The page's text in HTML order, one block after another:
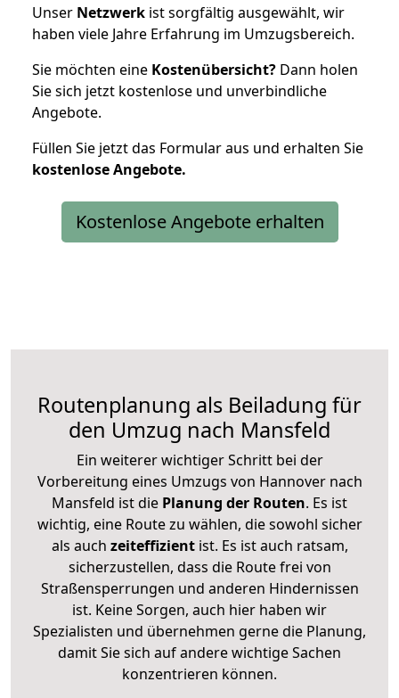
Unser Netzwerk ist sorgfältig ausgewählt, wir
haben viele Jahre Erfahrung im Umzugsbereich.
Sie möchten eine Kostenübersicht? Dann holen
Sie sich jetzt kostenlose und unverbindliche
Angebote.
Füllen Sie jetzt das Formular aus und erhalten Sie
kostenloseAngebote.
Kostenlose Angebote erhalten
Routenplanung als Beiladung für
den Umzug nach Mansfeld
Ein weiterer wichtiger Schritt bei der
Vorbereitung eines Umzugs von Hannover nach
Mansfeld ist die Planung der Routen. Es ist
wichtig, eine Route zu wählen, die sowohl sicher
als auch zeiteffizientist. Es ist auch ratsam,
sicherzustellen, dass die Route frei von
Straßensperrungen und anderen Hindernissen
ist. Keine Sorgen, auch hier haben wir
Spezialisten und übernehmen gerne die Planung,
damit Sie sich auf andere wichtige Sachen
konzentrieren können.